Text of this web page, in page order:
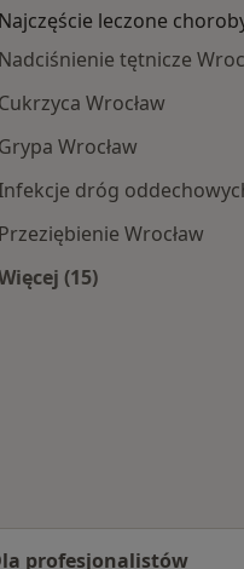
Najczęście leczone
Nadciśnienie tętnicze
Cukrzyca Wrocław
Grypa Wrocław
dróg
Przeziębienie Wrocław
(15)
profesjonalistów